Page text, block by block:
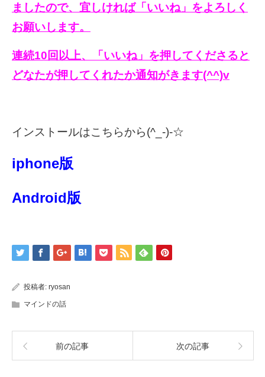
ましたので、宜しければ「いいね」をよろしく
お願いします。
連続10回以上、「いいね」を押してくださると
どなたが押してくれたか通知がきます(^^)v
インストールはこちらから(^_-)-☆
iphone版
Android版
投稿者: ryosan
マインドの話
前の記事 次の記事